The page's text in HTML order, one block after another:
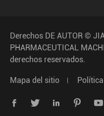
Derechos DE AUTOR ©
PHARMACEUTICAL
derechos reservados.
Mapa del sitio
    